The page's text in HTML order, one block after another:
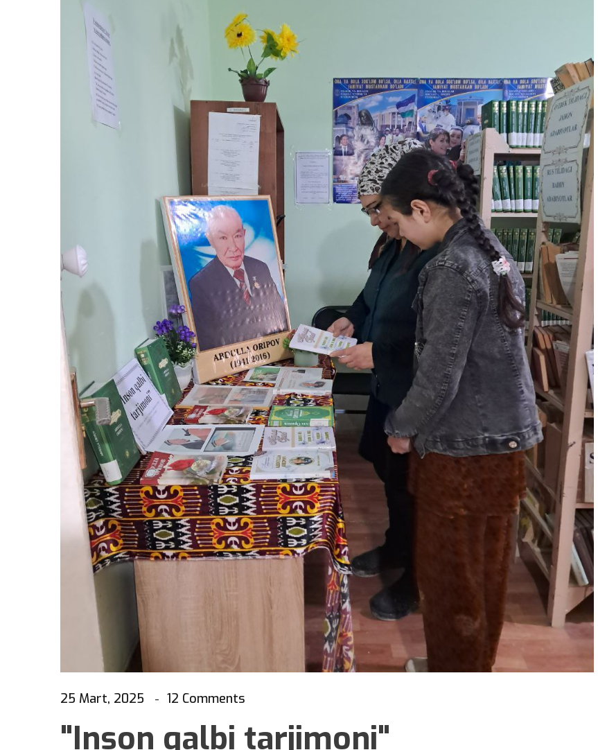
25 Mart, 2025 12 Comments
"Inson qalbi tarjimoni"